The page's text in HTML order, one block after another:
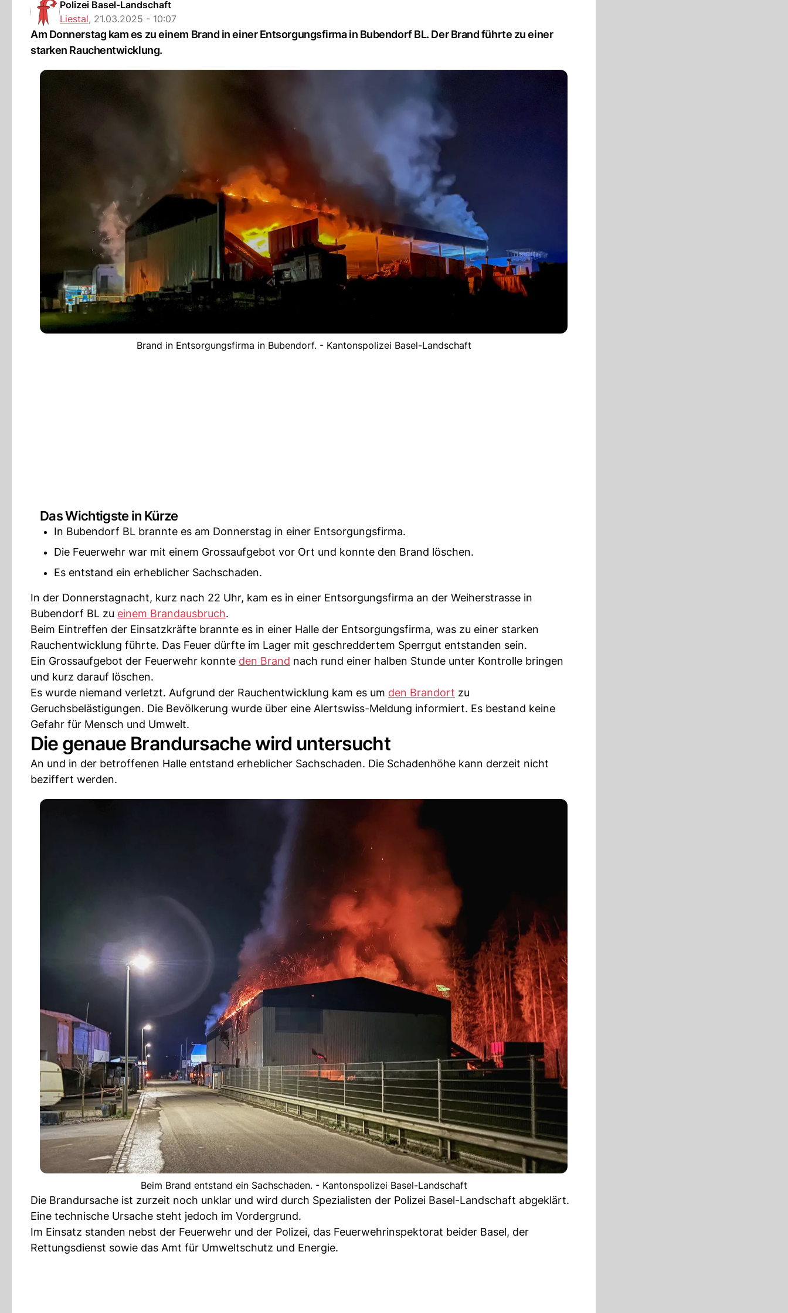
Polizei Basel-Landschaft
Liestal, 21.03.2025 - 10:07
Am Donnerstag kam es zu einem Brand in einer Entsorgungsfirma in Bubendorf BL. Der Brand führte zu einer
starken Rauchentwicklung.
Brand in Entsorgungsfirma in Bubendorf. - Kantonspolizei Basel-Landschaft
Das Wichtigste in Kürze
In Bubendorf BL brannte es am Donnerstag in einer Entsorgungsfirma.
Die Feuerwehr war mit einem Grossaufgebot vor Ort und konnte den Brand löschen.
Es entstand ein erheblicher Sachschaden.
In der Donnerstagnacht, kurz nach 22 Uhr, kam es in einer Entsorgungsfirma an der Weiherstrasse in
Bubendorf BL zu einem Brandausbruch.
Beim Eintreffen der Einsatzkräfte brannte es in einer Halle der Entsorgungsfirma, was zu einer starken
Rauchentwicklung führte. Das Feuer dürfte im Lager mit geschreddertem Sperrgut entstanden sein.
Ein Grossaufgebot der Feuerwehr konnte den Brand nach rund einer halben Stunde unter Kontrolle bringen
und kurz darauf löschen.
Es wurde niemand verletzt. Aufgrund der Rauchentwicklung kam es um den Brandort zu
Geruchsbelästigungen. Die Bevölkerung wurde über eine Alertswiss-Meldung informiert. Es bestand keine
Gefahr für Mensch und Umwelt.
Die genaue Brandursache wird untersucht
An und in der betroffenen Halle entstand erheblicher Sachschaden. Die Schadenhöhe kann derzeit nicht
beziffert werden.
Beim Brand entstand ein Sachschaden. - Kantonspolizei Basel-Landschaft
Die Brandursache ist zurzeit noch unklar und wird durch Spezialisten der Polizei Basel-Landschaft abgeklärt.
Eine technische Ursache steht jedoch im Vordergrund.
Im Einsatz standen nebst der Feuerwehr und der Polizei, das Feuerwehrinspektorat beider Basel, der
Rettungsdienst sowie das Amt für Umweltschutz und Energie.